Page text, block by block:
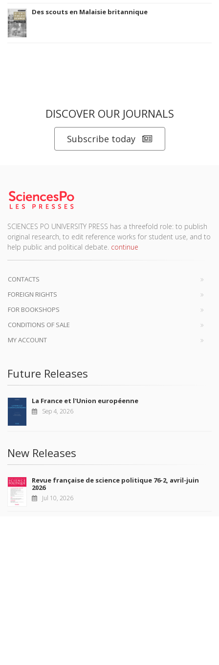
Des scouts en Malaisie britannique
DISCOVER OUR JOURNALS
Subscribe today
SCIENCES PO UNIVERSITY PRESS has a threefold role: to publish
original research, to edit reference works for student use, and to
help public and political debate. continue
CONTACTS
FOREIGN RIGHTS
FOR BOOKSHOPS
CONDITIONS OF SALE
MY ACCOUNT
Future Releases
La France et l'Union européenne
Sep 4, 2026
New Releases
Revue française de science politique 76-2, avril-juin
2026
Jul 10, 2026